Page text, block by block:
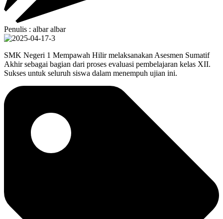
Penulis : albar albar
SMK Negeri 1 Mempawah Hilir melaksanakan Asesmen Sumatif
Akhir sebagai bagian dari proses evaluasi pembelajaran kelas XII.
Sukses untuk seluruh siswa dalam menempuh ujian ini.